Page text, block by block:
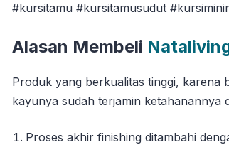
#kursitamu #kursitamusudut
Alasan Membeli
Produk yang berkualitas tinggi, karena
kayunya sudah terjamin ketahanannya
Proses akhir finishing ditambahi